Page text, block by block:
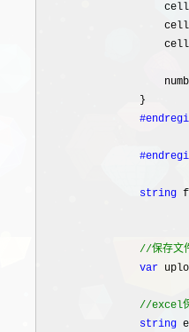
                    cell
                    cell
                    cell
                }
string
//保存文
var
//excel
string